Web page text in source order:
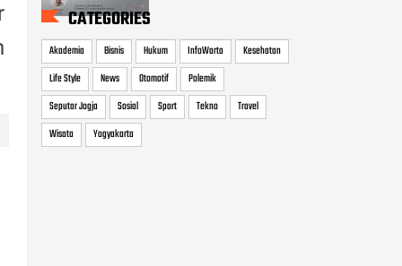
CATEGORIES
Akademia Bisnis Hukum InfoWarta
Kesehatan
Life Style
News Otomotif
Polemik
Seputar Jogja
Sosial Sport Tekno
Travel
Wisata
Yogyakarta